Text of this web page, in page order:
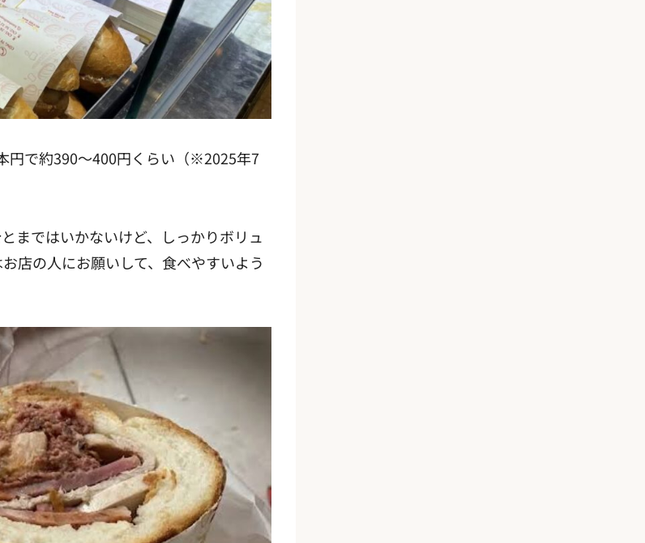
円で約390〜400円くらい（※2025年7
まではいかないけど、しっかりボリュ
店の人にお願いして、食べやすいよう